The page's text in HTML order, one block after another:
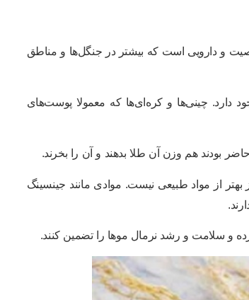
و دارویی است که بیشتر در جنگل‌ها و مناطق
دارد. چینی‌ها و کره‌ای‌ها که معمولا پوست‌های
بودند هم وزن آن طلا بدهند و آن را بخرند.
از مواد طبیعی نیست. موادی مانند جینسینگ
و سلامت و رشد نرمال مو‌ها را تضمین کنند.